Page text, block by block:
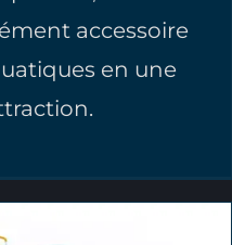
accessoire
en une